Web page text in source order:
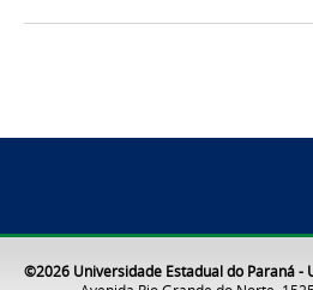
©2026 Universidade Estadual do Paraná -